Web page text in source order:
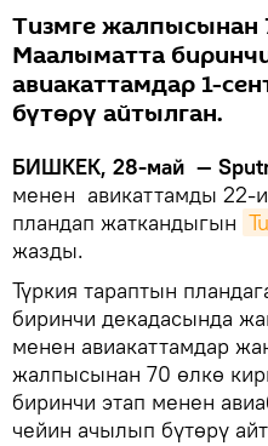
Тизмге жалпысынан
Маалыматта
авиакаттамдар 1-
бүтөрү айтылган.
БИШКЕК, 28-май —
менен авикаттамды 22-
пландап жаткандыгын
жазды.
Түркия тараптын
биринчи декадасында
менен авиакаттамдар
жалпысынан 70 өлкө
биринчи этап менен
чейин ачылып бүтөрү